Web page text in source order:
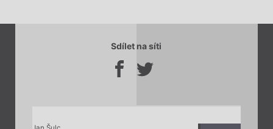
Sdílet na síti